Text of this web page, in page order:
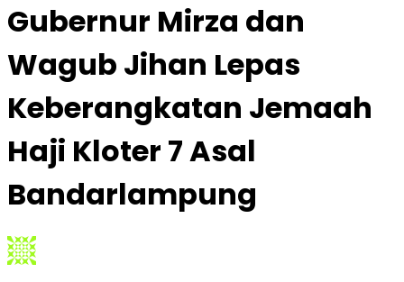
Gubernur Mirza dan
Wagub Jihan Lepas
Keberangkatan Jemaah
Haji Kloter 7 Asal
Bandarlampung